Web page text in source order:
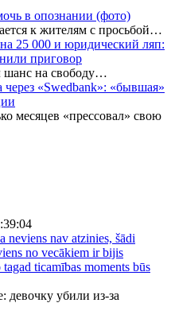
в опознании (фото)
к жителям с просьбой…
25 000 и юридический ляп:
приговор
шанс на свободу…
«Swedbank»: «бывшая»
месяцев «прессовал» свою
neviens nav atzinies, šādi
no vecākiem ir bijis
ticamības moments būs
девочку убили из-за